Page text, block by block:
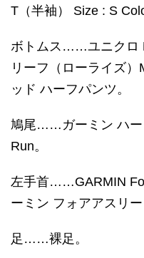
T（半袖） Size : S
ボトムス……ユニクロ
リーフ（ローライズ
ッド ハーフパンツ。
鳩尾……ガーミン ハー
Run。
左手首……GARMIN
ーミン フォアアスリ
足……裸足。